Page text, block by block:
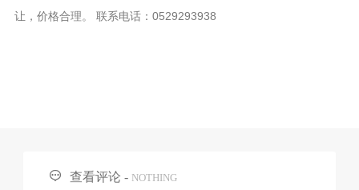
让，价格合理。 联系电话：‭0529293938‬
 查看评论 - NOTHING